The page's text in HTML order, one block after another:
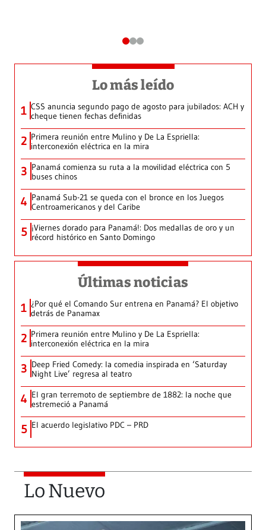
Lo más leído
1 CSS anuncia segundo pago de agosto para jubilados: ACH y
cheque tienen fechas definidas
2 Primera reunión entre Mulino y De La Espriella:
interconexión eléctrica en la mira
3 Panamá comienza su ruta a la movilidad eléctrica con 5
buses chinos
4 Panamá Sub-21 se queda con el bronce en los Juegos
Centroamericanos y del Caribe
5 ¡Viernes dorado para Panamá!: Dos medallas de oro y un
récord histórico en Santo Domingo
Últimas noticias
1 ¿Por qué el Comando Sur entrena en Panamá? El objetivo
detrás de Panamax
2 Primera reunión entre Mulino y De La Espriella:
interconexión eléctrica en la mira
3 Deep Fried Comedy: la comedia inspirada en ‘Saturday
Night Live’ regresa al teatro
4 El gran terremoto de septiembre de 1882: la noche que
estremeció a Panamá
5 El acuerdo legislativo PDC – PRD
Lo Nuevo